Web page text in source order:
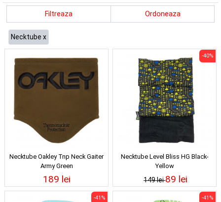
Filtreaza Ordoneaza
Necktube x
Necktube Oakley Tnp Neck Gaiter
Army Green
189 lei
Necktube Level Bliss HG Black-
Yellow
149 lei
-40%
89 lei
-41% -41%